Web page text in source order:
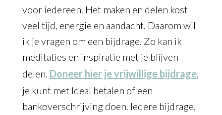
voor iedereen. Het maken en delen kost
veel tijd, energie en aandacht. Daarom wil
ik je vragen om een bijdrage. Zo kan ik
meditaties en inspiratie met je blijven
delen. Doneer hier je vrijwillige bijdrage,
je kunt met Ideal betalen of een
bankoverschrijving doen. Iedere bijdrage,